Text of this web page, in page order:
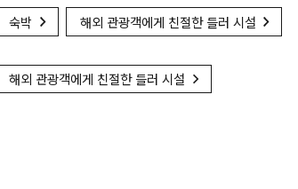
숙박 해외 관광객에게 친절한 들러 시설
해외 관광객에게 친절한 들러 시설